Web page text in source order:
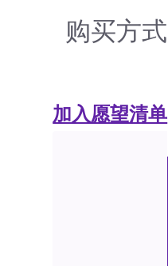
购买方式
加入愿望清单